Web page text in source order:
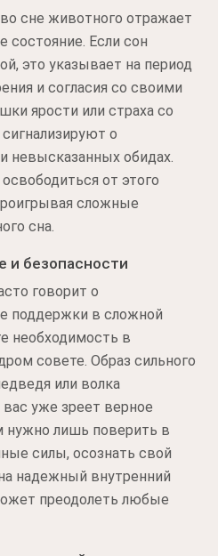
сне животного отражает
Если сон
это указывает на период
и согласия со своими
ярости или страха со
о
невысказанных обидах.
от этого
сложные
сна.
и безопасности
говорит о
поддержки в сложной
необходимость в
совете. Образ сильного
или волка
уже зреет верное
лишь поверить в
силы, осознать свой
надежный внутренний
преодолеть любые